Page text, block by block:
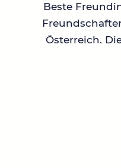
Beste
Österreich.